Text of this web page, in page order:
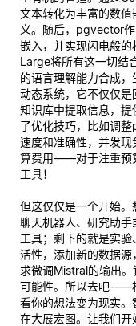
文本转化为丰富的数
义。随后，pgvector
嵌入，并实现闪电般
Large将所有这一切结
的语言理解能力合成
动态系统，它不仅仅
知识库中提取信息，
了优化技巧，比如调
速度和准确性，并发
算费用——对于注重预
工具！
但这仅仅是一个开始
聊天机器人、研究助
工具；剩下的就是实
活性，添加新的数据
求微调Mistral的输出
可能性。所以去吧——
看你的想法变为现实
在大展宏图。让我们开